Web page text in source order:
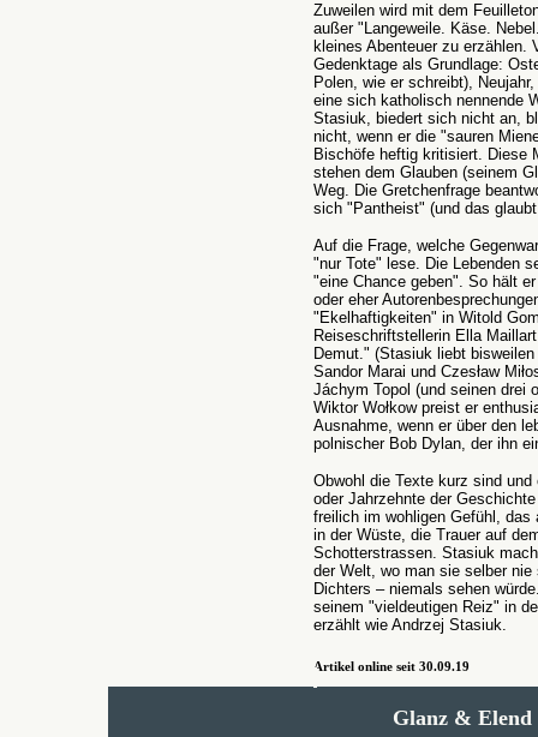
Zuweilen wird mit dem
außer "Langeweile. Käse.
kleines Abenteuer zu erzählen.
Gedenktage als Grundlage:
Polen, wie er schreibt),
eine sich katholisch nennende
Stasiuk, biedert sich nicht an,
nicht, wenn er die "sauren
Bischöfe heftig kritisiert. Diese
stehen dem Glauben (seinem
Weg. Die Gretchenfrage
sich "Pantheist" (und das
Auf die Frage, welche
"nur Tote" lese. Die Lebenden
"eine Chance geben". So hält
oder eher
"Ekelhaftigkeiten" in Witold
Reiseschriftstellerin Ella
Demut." (Stasiuk liebt
Sandor Marai und Czesław
Jáchym Topol (und seinen drei
Wiktor Wołkow preist er
Ausnahme, wenn er über den
polnischer Bob Dylan, der ihn
Obwohl die Texte kurz sind
oder Jahrzehnte der
freilich im wohligen Gefühl,
in der Wüste, die Trauer auf
Schotterstrassen. Stasiuk
der Welt, wo man sie selber
Dichters – niemals sehen
seinem "vieldeutigen Reiz" in
erzählt wie Andrzej Stasiuk.
Artikel online seit 30.09.19
Glanz & Elend